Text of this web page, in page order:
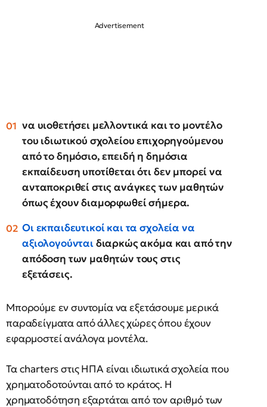
να υιοθετήσει μελλοντικά και το μοντέλο
του ιδιωτικού σχολείου επιχορηγούμενου
από το δημόσιο, επειδή η δημόσια
εκπαίδευση υποτίθεται ότι δεν μπορεί να
ανταποκριθεί στις ανάγκες των μαθητών
όπως έχουν διαμορφωθεί σήμερα.
Οι εκπαιδευτικοί και τα σχολεία να
αξιολογούνταιδιαρκώς ακόμα και από την
απόδοση των μαθητών τους στις
εξετάσεις.
Μπορούμε εν συντομία να εξετάσουμε μερικά
παραδείγματα από άλλες χώρες όπου έχουν
εφαρμοστεί ανάλογα μοντέλα.
Τα charters στις ΗΠΑ είναι ιδιωτικά σχολεία που
χρηματοδοτούνται από το κράτος. Η
χρηματοδότηση εξαρτάται από τον αριθμό των